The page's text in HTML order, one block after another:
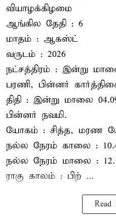
வியாழக்கிழமை
ஆங்கில தேதி : 6
மாதம் : ஆகஸ்ட்
வருடம் : 2026
நட்சத்திரம் : இன்று
பரணி, பின்னர்
திதி : இன்று மாலை
பின்னர் நவமி.
யோகம் : சித்த, மரண
நல்ல நேரம் காலை :
நல்ல நேரம் மாலை :
ராகு காலம் : பிற் ...
Read